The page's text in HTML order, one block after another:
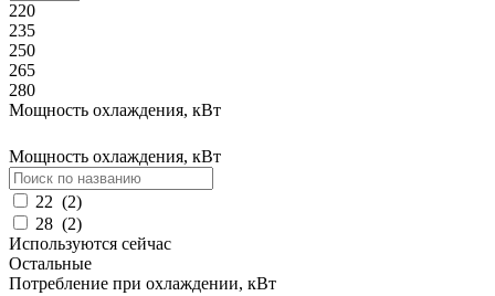
220
235
250
265
280
Мощность охлаждения, кВт
Мощность охлаждения, кВт
22 (2)
28 (2)
Используются сейчас
Остальные
Потребление при охлаждении, кВт